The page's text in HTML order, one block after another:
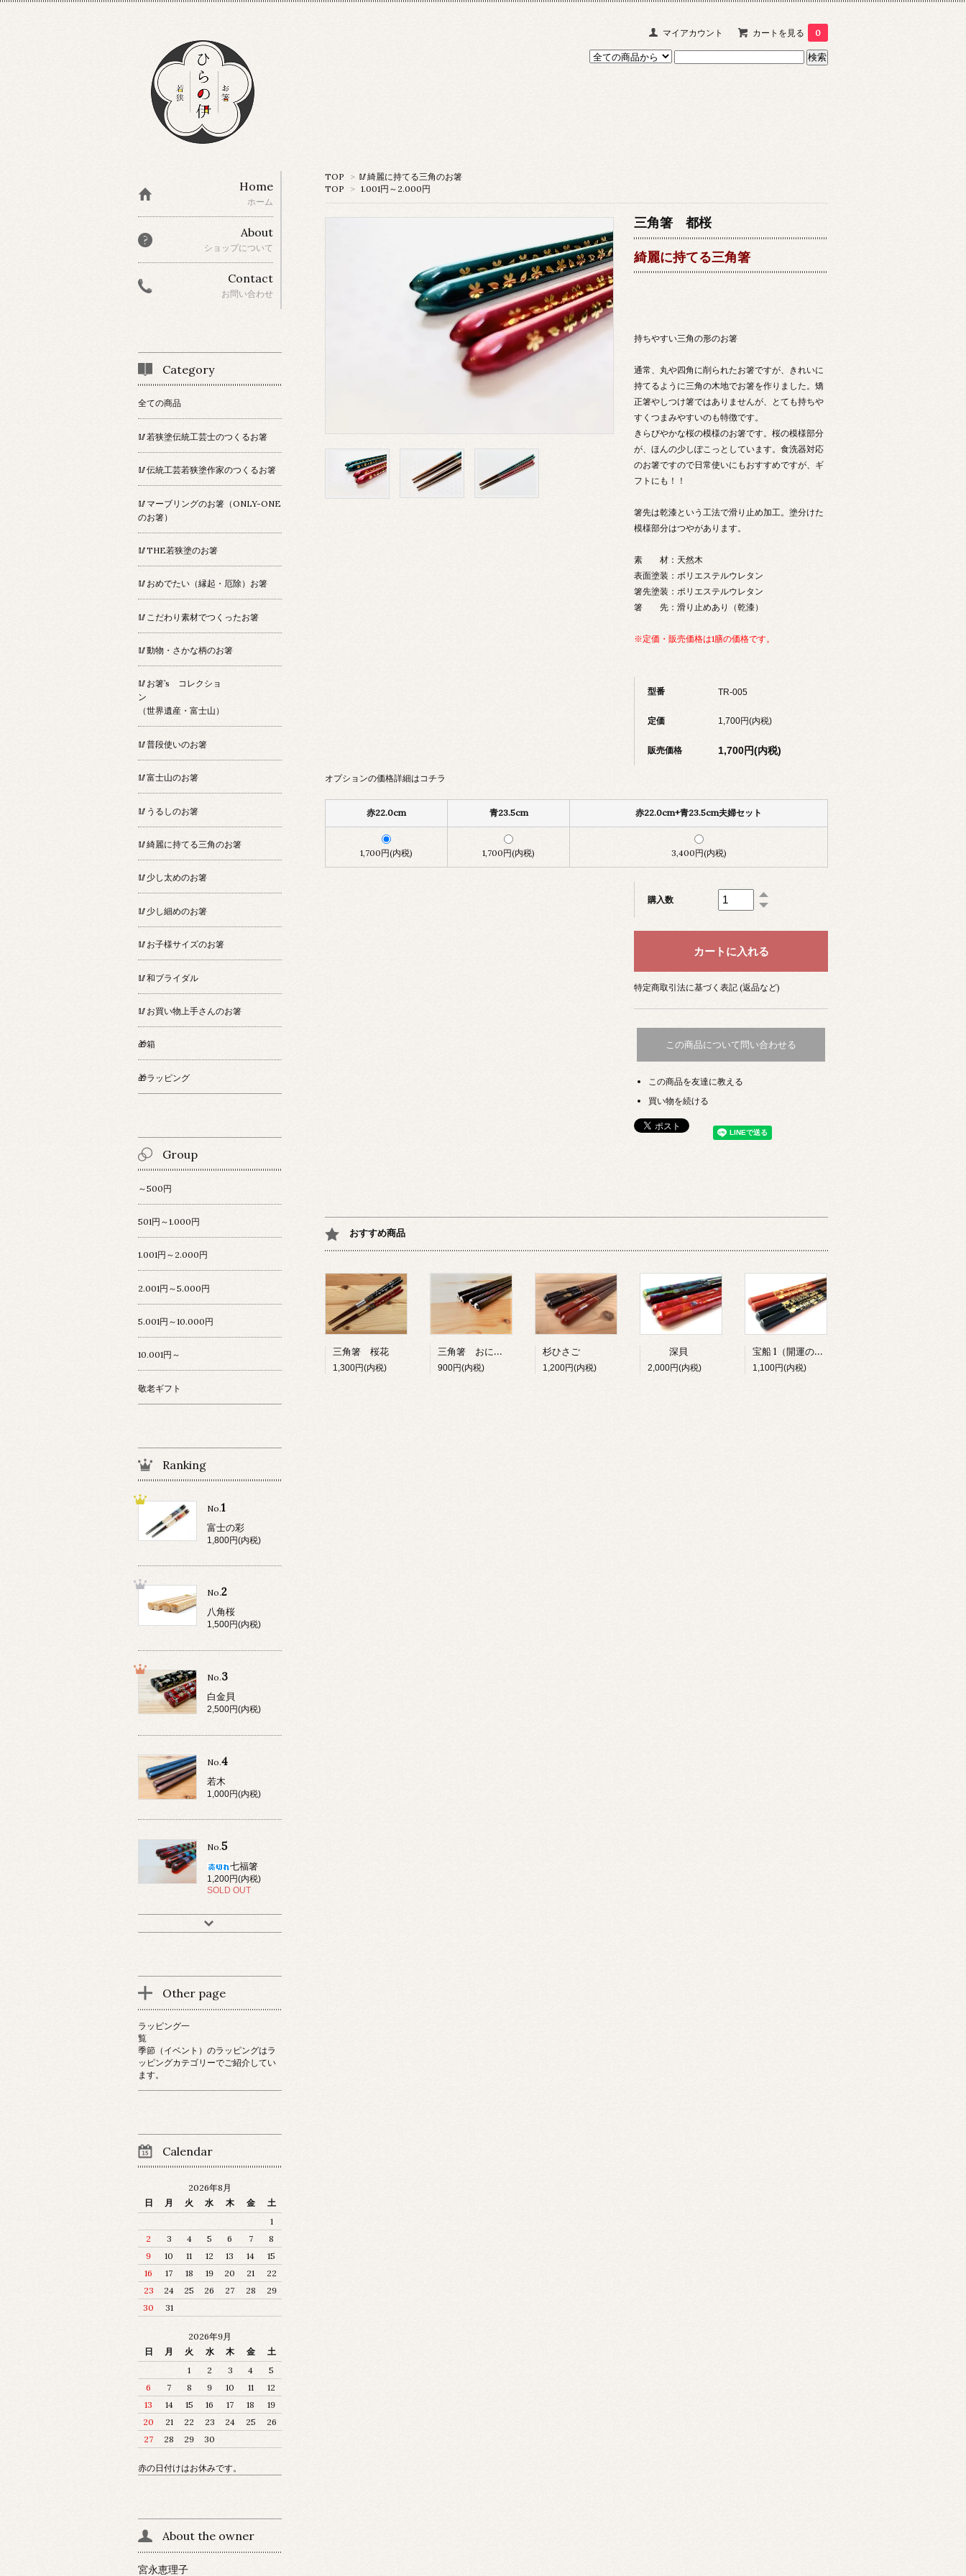
マイアカウント カートを見る 0
TOP > 🥢綺麗に持てる三角のお箸
TOP
> 1.001円～2.000円
三角箸 都桜
綺麗に持てる三角箸
持ちやすい三角の形のお箸
通常、丸や四角に削られたお箸ですが、きれいに
持てるように三角の木地でお箸を作りました。矯
正箸やしつけ箸ではありませんが、とても持ちや
すくつまみやすいのも特徴です。
きらびやかな桜の模様のお箸です。桜の模様部分
が、ほんの少しぽこっとしています。食洗器対応
のお箸ですので日常使いにもおすすめですが、ギ
フトにも！！
箸先は乾漆という工法で滑り止め加工。塗分けた
模様部分はつやがあります。
素 材：天然木
表面塗装：ポリエステルウレタン
箸先塗装：ポリエステルウレタン
箸 先：滑り止めあり（乾漆）
※定価・販売価格は1膳の価格です。
型番 TR-005
定価 1,700円(内税)
販売価格 1,700円(内税)
オプションの価格詳細はコチラ
赤22.0cm 青23.5cm 赤22.0cm+青23.5cm夫婦セット
1,700円(内税) 1,700円(内税) 3,400円(内税)
購入数
特定商取引法に基づく表記 (返品など)
この商品について問い合わせる
この商品を友達に教える
買い物を続ける
おすすめ商品
三角箸 桜花
1,300円(内税)
三角箸 おにぎり
900円(内税)
杉ひさご
1,200円(内税)
深貝
2,000円(内税)
宝船 1（開運のお箸）
1,100円(内税)
Home
ホーム
About
ショップについて
Contact
お問い合わせ
Category
全ての商品
🥢若狭塗伝統工芸士のつくるお箸
🥢伝統工芸若狭塗作家のつくるお箸
🥢マーブリングのお箸（ONLY-ONE
のお箸）
🥢THE若狭塗のお箸
🥢おめでたい（縁起・厄除）お箸
🥢こだわり素材でつくったお箸
🥢動物・さかな柄のお箸
🥢お箸’s コレクショ
ン
（世界遺産・富士山）
🥢普段使いのお箸
🥢富士山のお箸
🥢うるしのお箸
🥢綺麗に持てる三角のお箸
🥢少し太めのお箸
🥢少し細めのお箸
🥢お子様サイズのお箸
🥢和ブライダル
🥢お買い物上手さんのお箸
🎁箱
🎁ラッピング
Group
～500円
501円～1.000円
1.001円～2.000円
2.001円～5.000円
5.001円～10.000円
10.001円～
敬老ギフト
Ranking
No.1
富士の彩
1,800円(内税)
No.2
八角桜
1,500円(内税)
No.3
白金貝
2,500円(内税)
No.4
若木
1,000円(内税)
No.5
七福箸
1,200円(内税)
SOLD OUT
Other page
ラッピング一
覧
季節（イベント）のラッピングはラ
ッピングカテゴリーでご紹介してい
ます。
Calendar
2026年8月
日
月 火 水 木 金
土
1
2
3 4 5 6 7
8
9
10 11 12 13 14
15
16
17 18 19 20 21
22
23
24 25 26 27 28
29
30
31
2026年9月
日
月 火 水 木 金
土
1
2 3 4
5
6
7 8 9 10 11
12
13
14 15 16 17 18
19
20
21 22 23 24 25
26
27
28 29 30
赤の日付けはお休みです。
About the owner
宮永恵理子